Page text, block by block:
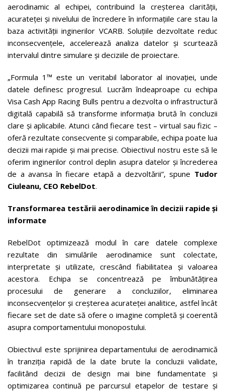
aerodinamic al echipei, contribuind la creșterea clarității,
acurateței și nivelului de încredere în informațiile care stau la
baza activității inginerilor VCARB. Soluțiile dezvoltate reduc
inconsecvențele, accelerează analiza datelor și scurtează
intervalul dintre simulare și deciziile de proiectare.
„Formula 1™ este un veritabil laborator al inovației, unde
datele definesc progresul. Lucrăm îndeaproape cu echipa
Visa Cash App Racing Bulls pentru a dezvolta o infrastructură
digitală capabilă să transforme informația brută în concluzii
clare și aplicabile. Atunci când fiecare test – virtual sau fizic –
oferă rezultate consecvente și comparabile, echipa poate lua
decizii mai rapide și mai precise. Obiectivul nostru este să le
oferim inginerilor control deplin asupra datelor și încrederea
de a avansa în fiecare etapă a dezvoltării”, spune Tudor
Ciuleanu, CEO RebelDot.
Transformarea testării aerodinamice în decizii rapide și
informate
RebelDot optimizează modul în care datele complexe
rezultate din simulările aerodinamice sunt colectate,
interpretate și utilizate, crescând fiabilitatea și valoarea
acestora. Echipa se concentrează pe îmbunătățirea
procesului de generare a concluziilor, eliminarea
inconsecvențelor și creșterea acurateței analitice, astfel încât
fiecare set de date să ofere o imagine completă și coerentă
asupra comportamentului monopostului.
Obiectivul este sprijinirea departamentului de aerodinamică
în tranziția rapidă de la date brute la concluzii validate,
facilitând decizii de design mai bine fundamentate și
optimizarea continuă pe parcursul etapelor de testare și